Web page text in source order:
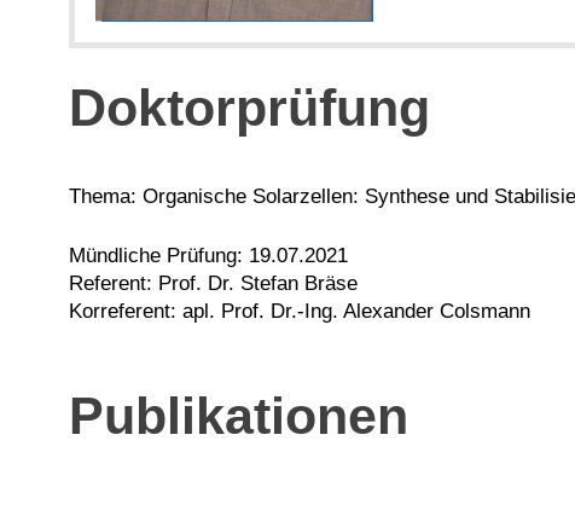
Doktorprüfung
Thema: Organische Solarzellen: Synthese und
Mündliche Prüfung: 19.07.2021
Referent: Prof. Dr. Stefan Bräse
Korreferent: apl. Prof. Dr.-Ing. Alexander Colsmann
Publikationen